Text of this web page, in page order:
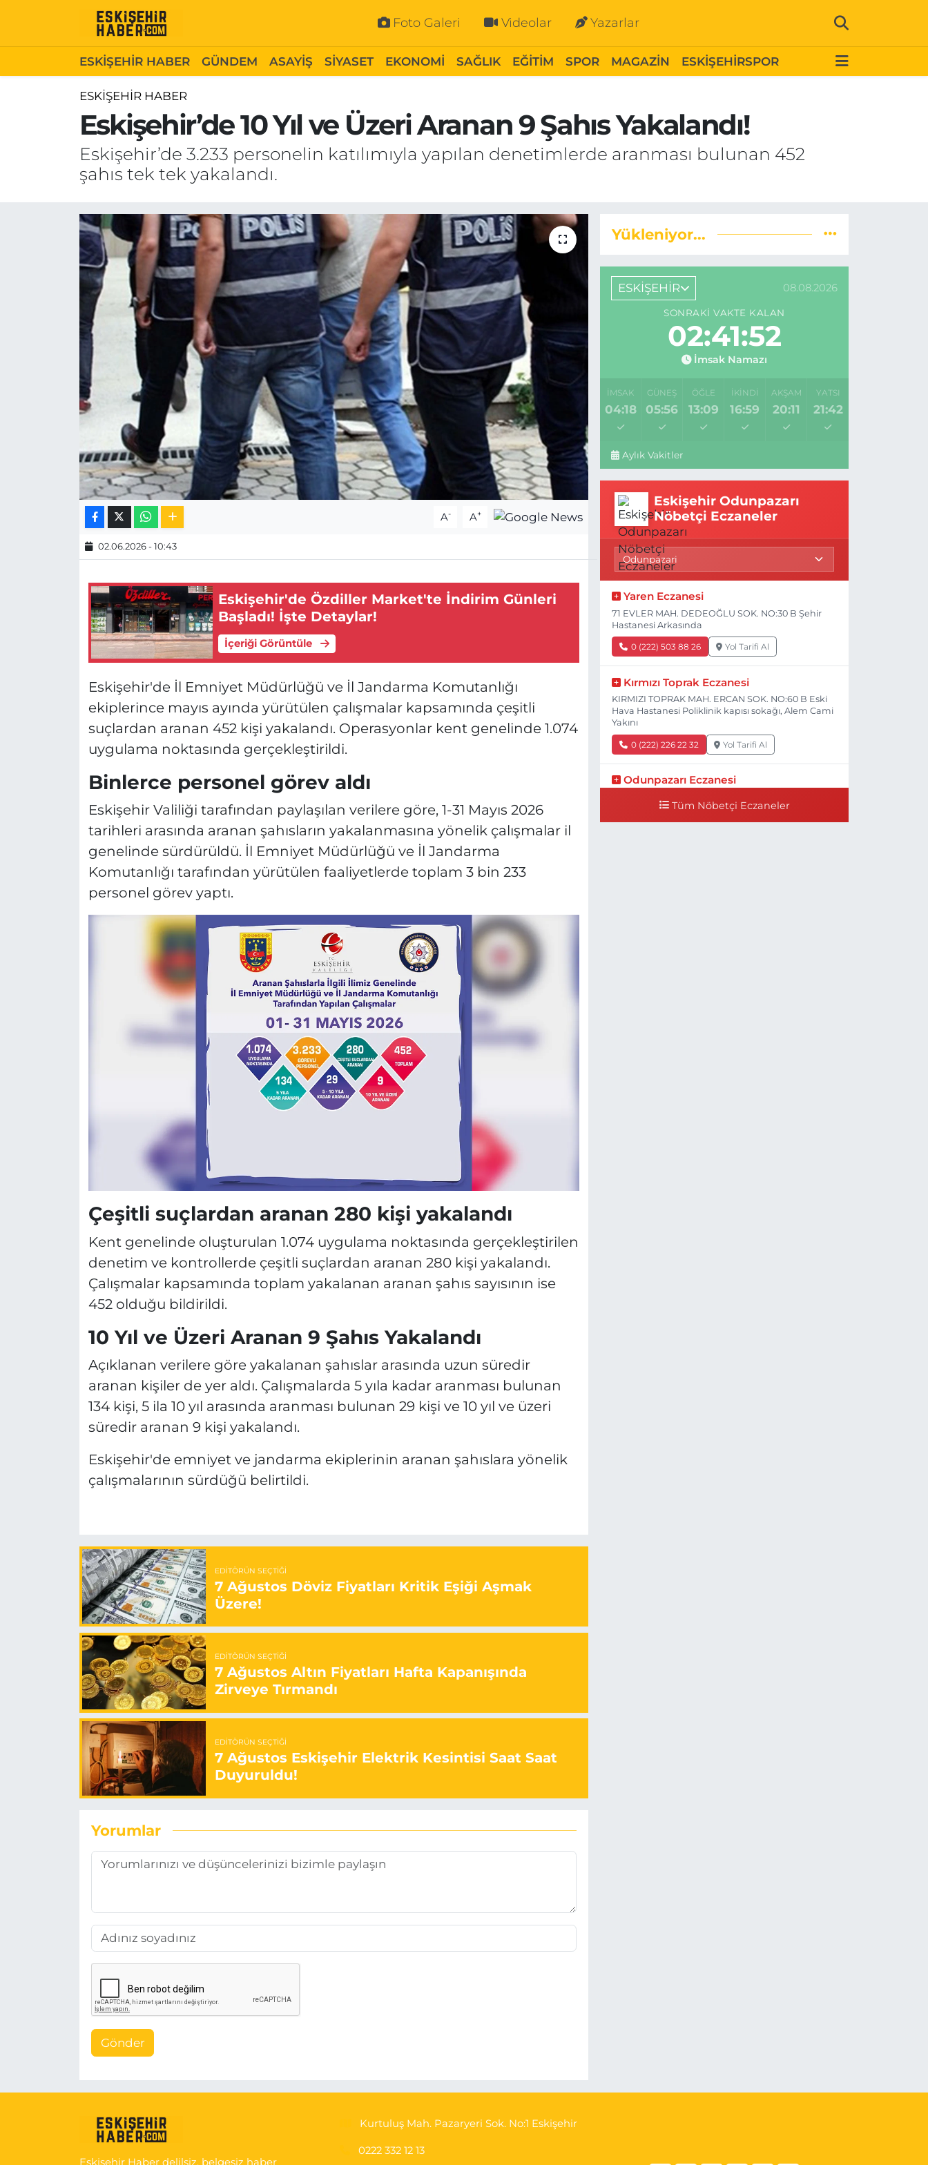
Foto Galeri Videolar Yazarlar
ESKİŞEHİR HABER GÜNDEM ASAYİŞ SİYASET EKONOMİ SAĞLIK EĞİTİM SPOR MAGAZİN ESKİŞEHİRSPOR
ESKİŞEHİR HABER
Eskişehir’de 10 Yıl ve Üzeri Aranan 9 Şahıs Yakalandı!
Eskişehir’de 3.233 personelin katılımıyla yapılan denetimlerde aranması bulunan 452
şahıs tek tek yakalandı.
A- A+
02.06.2026 - 10:43
Eskişehir'de Özdiller Market'te İndirim Günleri
Başladı! İşte Detaylar!
İçeriği Görüntüle
Eskişehir'de İl Emniyet Müdürlüğü ve İl Jandarma Komutanlığı
ekiplerince mayıs ayında yürütülen çalışmalar kapsamında çeşitli
suçlardan aranan 452 kişi yakalandı. Operasyonlar kent genelinde 1.074
uygulama noktasında gerçekleştirildi.
Binlerce personel görev aldı
Eskişehir Valiliği tarafından paylaşılan verilere göre, 1-31 Mayıs 2026
tarihleri arasında aranan şahısların yakalanmasına yönelik çalışmalar il
genelinde sürdürüldü. İl Emniyet Müdürlüğü ve İl Jandarma
Komutanlığı tarafından yürütülen faaliyetlerde toplam 3 bin 233
personel görev yaptı.
Çeşitli suçlardan aranan 280 kişi yakalandı
Kent genelinde oluşturulan 1.074 uygulama noktasında gerçekleştirilen
denetim ve kontrollerde çeşitli suçlardan aranan 280 kişi yakalandı.
Çalışmalar kapsamında toplam yakalanan aranan şahıs sayısının ise
452 olduğu bildirildi.
10 Yıl ve Üzeri Aranan 9 Şahıs Yakalandı
Açıklanan verilere göre yakalanan şahıslar arasında uzun süredir
aranan kişiler de yer aldı. Çalışmalarda 5 yıla kadar aranması bulunan
134 kişi, 5 ila 10 yıl arasında aranması bulunan 29 kişi ve 10 yıl ve üzeri
süredir aranan 9 kişi yakalandı.
Eskişehir'de emniyet ve jandarma ekiplerinin aranan şahıslara yönelik
çalışmalarının sürdüğü belirtildi.
EDITÖRÜN SEÇTIĞI
7 Ağustos Döviz Fiyatları Kritik Eşiği Aşmak
Üzere!
EDITÖRÜN SEÇTIĞI
7 Ağustos Altın Fiyatları Hafta Kapanışında
Zirveye Tırmandı
EDITÖRÜN SEÇTIĞI
7 Ağustos Eskişehir Elektrik Kesintisi Saat Saat
Duyuruldu!
Yorumlar
Gönder
Yükleniyor...
ESKİŞEHİR 08.08.2026
SONRAKI VAKTE KALAN
02:41:51
İmsak Namazı
İMSAK
04:18
GÜNEŞ
05:56
ÖĞLE
13:09
İKINDI
16:59
AKŞAM
20:11
YATSI
21:42
Aylık Vakitler
Eskişehir Odunpazarı
Nöbetçi Eczaneler
Yaren Eczanesi
71 EVLER MAH. DEDEOĞLU SOK. NO:30 B Şehir
Hastanesi Arkasında
0 (222) 503 88 26 Yol Tarifi Al
Kırmızı Toprak Eczanesi
KIRMIZI TOPRAK MAH. ERCAN SOK. NO:60 B Eski
Hava Hastanesi Poliklinik kapısı sokağı, Alem Cami
Yakını
0 (222) 226 22 32 Yol Tarifi Al
Odunpazarı Eczanesi
NO:21 E TIP FAKÜLTESİ KARŞISI
Tüm Nöbetçi Eczaneler
Eskişehir Haber delilsiz, belgesiz haber
Kurtuluş Mah. Pazaryeri Sok. No:1 Eskişehir
0222 332 12 13
ESKİŞEHİR HABER
SİYASET
SAĞLIK
EĞİTİM
MAGAZİN
ESKİŞEHİRSPOR
Gizlilik Politikası
Hakkımızda
İletişim
Odunpazarı Hava Durumu
Odunpazarı Trafik Yoğunluk Haritası
Süper Lig Puan Durumu ve Fikstür
Tüm Manşetler
Haber Arşivi